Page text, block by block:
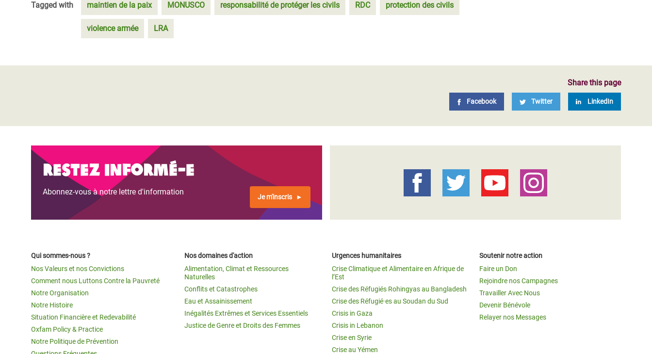
Tagged with maintien de la paix MONUSCO responsabilité de protéger les civils RDC protection des civils
violence armée LRA
Share this page
Facebook Twitter LinkedIn
Restez informé-e
Abonnez-vous à notre lettre d'information
Je m'inscris
Qui sommes-nous ?
Nos Valeurs et nos Convictions
Comment nous Luttons Contre la Pauvreté
Notre Organisation
Notre Histoire
Situation Financière et Redevabilité
Oxfam Policy & Practice
Notre Politique de Prévention
Nos domaines d'action
Alimentation, Climat et Ressources
Naturelles
Conflits et Catastrophes
Eau et Assainissement
Inégalités Extrêmes et Services Essentiels
Justice de Genre et Droits des Femmes
Urgences humanitaires
Crise Climatique et Alimentaire en Afrique de
l’Est
Crise des Réfugiés Rohingyas au Bangladesh
Crise des Réfugié·es au Soudan du Sud
Crisis in Gaza
Crisis in Lebanon
Crise en Syrie
Crise au Yémen
Soutenir notre action
Faire un Don
Rejoindre nos Campagnes
Travailler Avec Nous
Devenir Bénévole
Relayer nos Messages